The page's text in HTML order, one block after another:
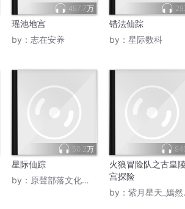
497.7万
瑶池地宫
by： 志在安养
错法仙踪
by： 星际数科
50.2万
星际仙踪
by： 原聲部落文化传媒
火狼冒险队之古皇
宫探险
by： 紫月星天_嫣然有声